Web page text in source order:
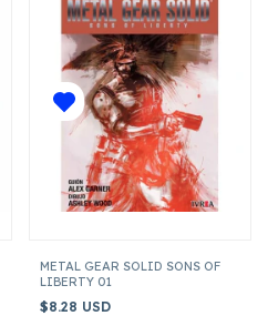
METAL GEAR SOLID SONS OF
LIBERTY 01
$8.28 USD